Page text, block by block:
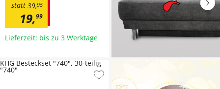
19,99
39,95
statt
Lieferzeit: bis zu 3 Werktage
KHG Besteckset "740", 30-teilig
"740"